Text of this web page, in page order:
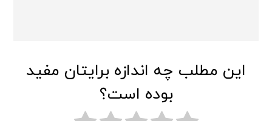
این مطلب چه اندازه برایتان مفید
بوده است؟